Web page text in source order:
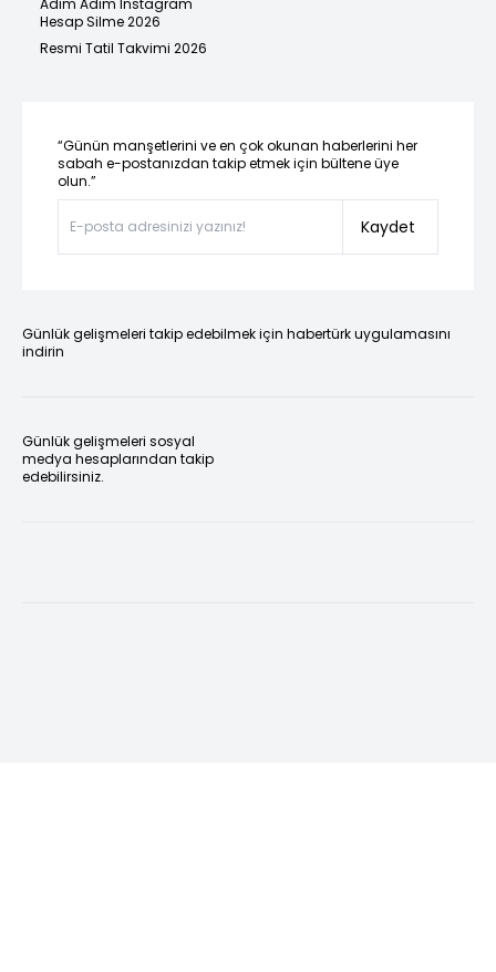
Adım Adım Instagram
Hesap Silme 2026
Resmi Tatil Takvimi 2026
“Günün manşetlerini ve en çok okunan haberlerini her
sabah e-postanızdan takip etmek için bültene üye
olun.”
Kaydet
Günlük gelişmeleri takip edebilmek için habertürk uygulamasını
indirin
Günlük gelişmeleri sosyal
medya hesaplarından takip
edebilirsiniz.